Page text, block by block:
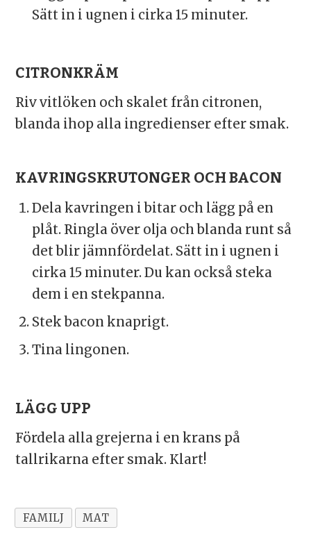
Sätt in i ugnen i cirka 15 minuter.
CITRONKRÄM
Riv vitlöken och skalet från citronen,
blanda ihop alla ingredienser efter smak.
KAVRINGSKRUTONGER OCH BACON
Dela kavringen i bitar och lägg på en
plåt. Ringla över olja och blanda runt så
det blir jämnfördelat. Sätt in i ugnen i
cirka 15 minuter. Du kan också steka
dem i en stekpanna.
Stek bacon knaprigt.
Tina lingonen.
LÄGG UPP
Fördela alla grejerna i en krans på
tallrikarna efter smak. Klart!
FAMILJ MAT